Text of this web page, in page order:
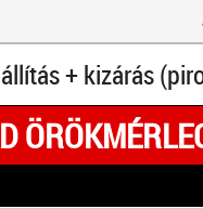
+ kizárás